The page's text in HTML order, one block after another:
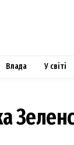
Влада У світі